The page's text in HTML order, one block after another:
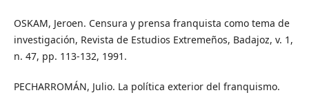
OSKAM, Jeroen. Censura y prensa franquista como tema de
investigación, Revista de Estudios Extremeños, Badajoz, v. 1,
n. 47, pp. 113-132, 1991.
PECHARROMÁN, Julio. La política exterior del franquismo.